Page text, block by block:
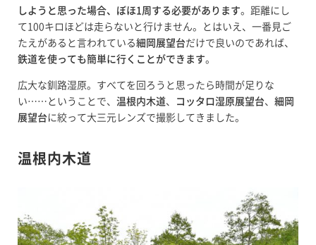
しようと思った場合、ぼほ1周する必要があります。距離にし
て100キロほどは走らないと行けません。とはいえ、一番見ご
たえがあると言われている細岡展望台だけで良いのであれば、
鉄道を使っても簡単に行くことができます。
広大な釧路湿原。すべてを回ろうと思ったら時間が足りな
い……ということで、 温根内木道、 コッタロ湿原展望台、 細岡
展望台に絞って大三元レンズで撮影してきました。
温根内木道